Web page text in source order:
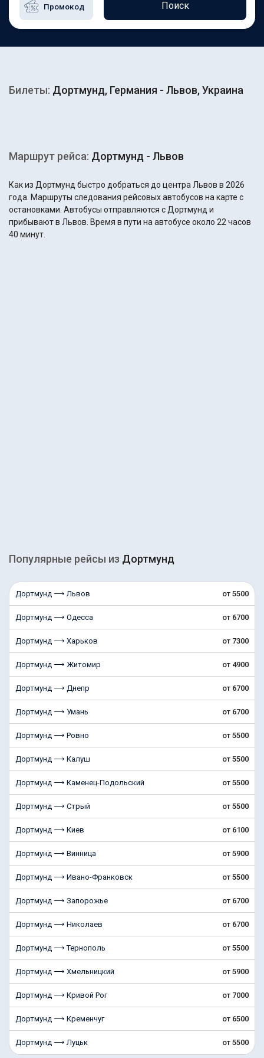
Поиск
Билеты: Дортмунд, Германия - Львов, Украина
Маршрут рейса: Дортмунд - Львов
Как из Дортмунд быстро добраться до центра Львов в 2026
года. Маршруты следования рейсовых автобусов на карте с
остановками. Автобусы отправляются с Дортмунд и
прибывают в Львов. Время в пути на автобусе около 22 часов
40 минут.
Популярные рейсы из Дортмунд
Дортмунд ⟶ Львов от 5500
Дортмунд ⟶ Одесса от 6700
Дортмунд ⟶ Харьков от 7300
Дортмунд ⟶ Житомир от 4900
Дортмунд ⟶ Днепр от 6700
Дортмунд ⟶ Умань от 6700
Дортмунд ⟶ Ровно от 5500
Дортмунд ⟶ Калуш от 5500
Дортмунд ⟶ Каменец-Подольский от 5500
Дортмунд ⟶ Стрый от 5500
Дортмунд ⟶ Киев от 6100
Дортмунд ⟶ Винница от 5900
Дортмунд ⟶ Ивано-Франковск от 5500
Дортмунд ⟶ Запорожье от 6700
Дортмунд ⟶ Николаев от 6700
Дортмунд ⟶ Тернополь от 5500
Дортмунд ⟶ Хмельницкий от 5900
Дортмунд ⟶ Кривой Рог от 7000
Дортмунд ⟶ Кременчуг от 6500
Дортмунд ⟶ Луцьк от 5500